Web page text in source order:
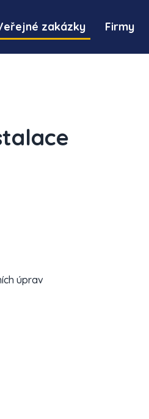
zakázky Firmy
úprav